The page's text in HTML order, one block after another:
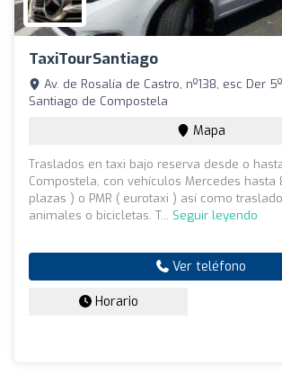
TaxiTourSantiago
Av. de Rosalía de Castro, nº138, esc Der
Santiago de Compostela
Mapa
Traslados en taxi bajo reserva desde o
Compostela, con vehículos Mercedes hasta
plazas ) o PMR ( eurotaxi ) así como
animales o bicicletas. T... Seguir leyendo
Ver teléfono
Horario